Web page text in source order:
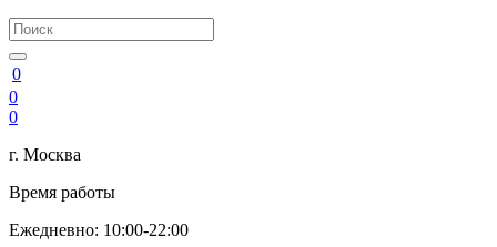
0
0
0
г. Москва
Время работы
Ежедневно: 10:00-22:00